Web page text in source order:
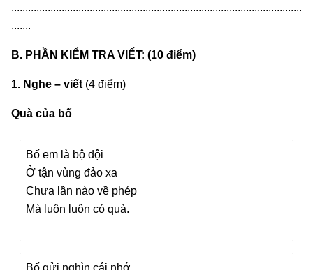
........................................................................................................
.......
B. PHẦN KIỂM TRA VIẾT: (10 điểm)
1. Nghe – viết (4 điểm)
Quà của bố
Bố em là bộ đội
Ở tận vùng đảo xa
Chưa lần nào về phép
Mà luôn luôn có quà.
Bố gửi nghìn cái nhớ